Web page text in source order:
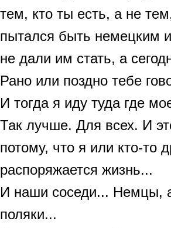
тем, кто ты есть, а не
пытался быть немецким
не дали им стать, а
Рано или поздно тебе
И тогда я иду туда где
Так лучше. Для всех. И
потому, что я или кто-то
распоряжается жизнь...
И наши соседи... Немцы,
поляки...